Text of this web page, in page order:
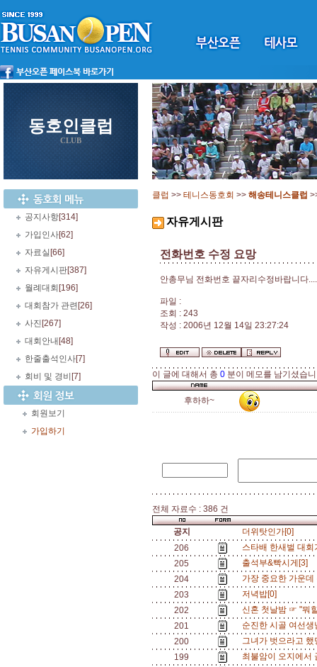
동호인클럽
CLUB
공지사항[314]
가입인사[62]
자료실 [66]
자유게시판[387]
월례대회 [196]
대회참가 관련 [26]
사진 [267]
대회안내 [48]
한줄출석인사[7]
회비 및 경비 [7]
회원보기
가입하기
클럽 >> 테니스동호회 >> 해송테니스클럽
자유게시판
전화번호 수정 요망
안총무님 전화번호 끝자리수정바랍니다
파일 :
조회 : 243
작성 : 2006년 12월 14일 23:27:24
이 글에 대해서 총 0 분이 메모를 남기셨습
후하하~
전체 자료수 : 386 건
공지
더위탓인가[0]
206
스타배 한새벌 대
205
출석부&빡시게[3]
204
가장 중요한 가운
203
저녁밥[0]
202
신혼 첫날밤 ☞ "뭐
201
순진한 시골 여선
200
그녀가 벗으라고
199
최불암이 오지에